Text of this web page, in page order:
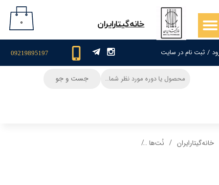
/ ثبت نام در سایت
حساب کاربری من
سفارشات
09219895197
​خانه‌گیتار‌ایران ۰
جست و جو
خانه‌گیتار‌ایران نُت‌ها